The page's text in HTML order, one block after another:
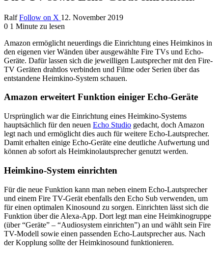
Ralf Follow on X 12. November 2019
0 1 Minute zu lesen
Amazon ermöglicht neuerdings die Einrichtung eines Heimkinos in
den eigenen vier Wänden über ausgewählte Fire TVs und Echo-
Geräte. Dafür lassen sich die jeweilligen Lautsprecher mit den Fire-
TV Geräten drahtlos verbinden und Filme oder Serien über das
entstandene Heimkino-System schauen.
Amazon erweitert Funktion einiger Echo-Geräte
Ursprünglich war die Einrichtung eines Heimkino-Systems
hauptsächlich für den neuen Echo Studio gedacht, doch Amazon
legt nach und ermöglicht dies auch für weitere Echo-Lautsprecher.
Damit erhalten einige Echo-Geräte eine deutliche Aufwertung und
können ab sofort als Heimkinolautsprecher genutzt werden.
Heimkino-System einrichten
Für die neue Funktion kann man neben einem Echo-Lautsprecher
und einem Fire TV-Gerät ebenfalls den Echo Sub verwenden, um
für einen optimalen Kinosound zu sorgen. Einrichten lässt sich die
Funktion über die Alexa-App. Dort legt man eine Heimkinogruppe
(über “Geräte” – “Audiosystem einrichten”) an und wählt sein Fire
TV-Modell sowie einen passenden Echo-Lautsprecher aus. Nach
der Kopplung sollte der Heimkinosound funktionieren.